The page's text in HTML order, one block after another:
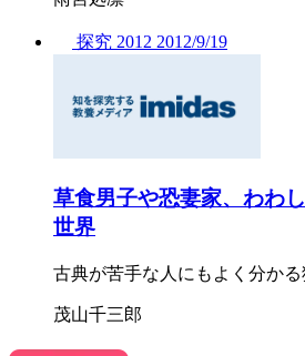
探究 2012 2012/9/19
草食男子や恐妻家、わわ
世界
古典が苦手な人にもよく分かる
茂山千三郎